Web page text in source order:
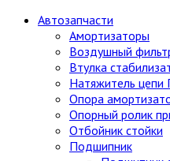
Автозапчасти
Амортизаторы
Воздушный
Втулка
Натяжитель цепи
Опора
Опорный ролик
Отбойник стойки
Подшипник